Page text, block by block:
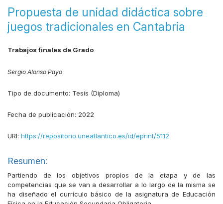
Propuesta de unidad didáctica sobre
juegos tradicionales en Cantabria
Trabajos finales de Grado
Sergio Alonso Payo
Tipo de documento: Tesis (Diploma)
Fecha de publicación: 2022
URI: https://repositorio.uneatlantico.es/id/eprint/5112
Resumen:
Partiendo de los objetivos propios de la etapa y de las
competencias que se van a desarrollar a lo largo de la misma se
ha diseñado el currículo básico de la asignatura de Educación